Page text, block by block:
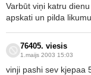
Varbūt viņi katru
apskati un pilda
76405. viesis
1.maijs 2003 15:03
vinji pashi sev kjepaa